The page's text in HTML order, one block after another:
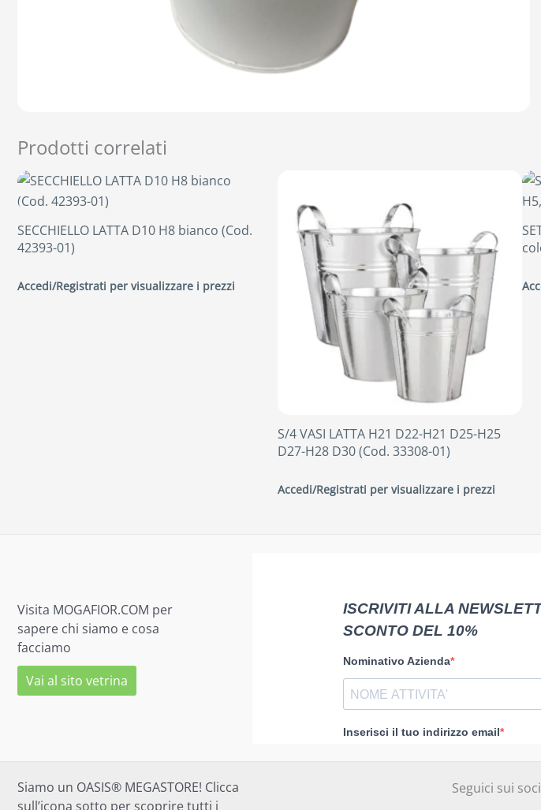
Prodotti correlati
SECCHIELLO LATTA D10 H8 bianco (Cod.
42393-01)
Accedi/Registrati per visualizzare i prezzi
S/4 VASI LATTA H21 D22-H21 D25-H25
D27-H28 D30 (Cod. 33308-01)
Accedi/Registrati per visualizzare i prezzi
Visita MOGAFIOR.COM per
sapere chi siamo e cosa
facciamo
Vai al sito vetrina
Siamo un OASIS® MEGASTORE! Clicca
sull’icona sotto per scoprire tutti i
Seguici sui